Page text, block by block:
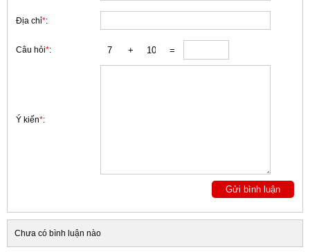
Địa chỉ*:
Câu hỏi*:
Ý kiến*:
Chưa có bình luận nào